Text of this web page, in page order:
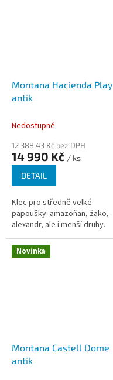
Montana Hacienda Play
antik
Nedostupné
12 388,43 Kč bez DPH
14 990 Kč / ks
DETAIL
Klec pro středně velké
papoušky: amazoňan, žako,
alexandr, ale i menší druhy.
Novinka
Montana Castell Dome
antik